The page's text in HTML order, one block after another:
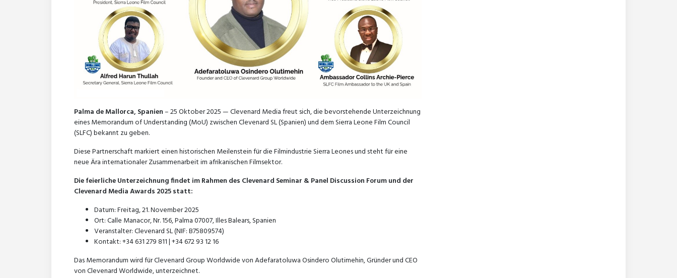
Palma de Mallorca, Spanien– 25 Oktober 2025 — Clevenard Media freut sich, die bevorstehende Unterzeichnung
eines Memorandum of Understanding (MoU) zwischen Clevenard SL (Spanien) und dem Sierra Leone Film Council
(SLFC) bekannt zu geben.
Diese Partnerschaft markiert einen historischen Meilenstein für die Filmindustrie Sierra Leones und steht für eine
neue Ära internationaler Zusammenarbeit im afrikanischen Filmsektor.
Die feierliche Unterzeichnung findet im Rahmen des Clevenard Seminar & Panel Discussion Forum und der
Clevenard Media Awards 2025 statt:
Datum: Freitag, 21. November 2025
Ort: Calle Manacor, Nr. 156, Palma 07007, Illes Balears, Spanien
Veranstalter: Clevenard SL (NIF: B75809574)
Kontakt: +34 631 279 811 | +34 672 93 12 16
Das Memorandum wird für Clevenard Group Worldwide von Adefaratoluwa Osindero Olutimehin, Gründer und CEO
von Clevenard Worldwide, unterzeichnet.